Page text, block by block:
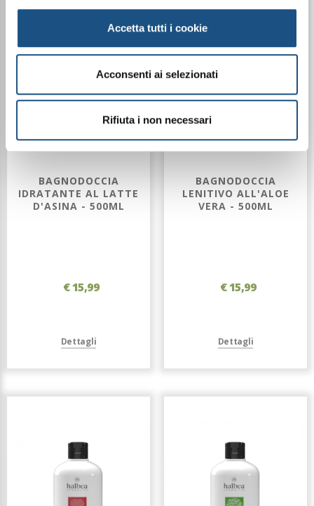
Accetta tutti i cookie
Acconsenti ai selezionati
Rifiuta i non necessari
BAGNODOCCIA
IDRATANTE AL LATTE
D'ASINA - 500ML
€ 15,99
Dettagli
BAGNODOCCIA
LENITIVO ALL'ALOE
VERA - 500ML
€ 15,99
Dettagli